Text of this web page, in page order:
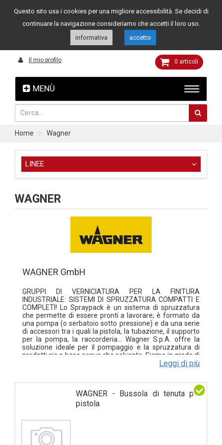
Assistenza clienti 049 8015108 349 4262144
MENÙ
Il mio profilo 0 articoli
Home Wagner
LINEE
WAGNER
WAGNER GmbH
GRUPPI DI VERNICIATURA PER LA FINITURA
INDUSTRIALE: SISTEMI DI SPRUZZATURA COMPATTI E
COMPLETI! Lo Spraypack è un sistema di spruzzatura
che permette di essere pronti a lavorare; è formato da
una pompa (o serbatoio sotto pressione) e da una serie
di accessori tra i quali la pistola, la tubazione, il supporto
per la pompa, la raccorderia... Wagner S.p.A. offre la
soluzione ideale per il pompaggio e la spruzzatura di
prodotti sia a base acqua che solvente. Siamo in grado di
soddisfare con successo le esigenze sia dei piccoli
offre una vasta gamma di pompe a pistone tra cui
scegliere, per ogni esigenza e tipologia di applicazione: •
Pompe in Acciao Inox: ideali sia per prodotti a base
acqua sia solventi • Adatti per applicazioni AirCoat ed
Airless • Bassa, Media ed Alta Pressione • Ampia gamma
di portate disponibili e di soluzioni personalizzate
GRUPPI A PISTONE PER APPLICAZIONI
ANTICORROSIONE Le pompe Protective Coating
Leggi di più
WAGNER - Bussola di tenuta per
pistola
Questo sito usa i cookies per una migliore accessibilità. Se decidi di
continuare la navigazione consideriamo che accetti il loro uso.
informativa
accetto